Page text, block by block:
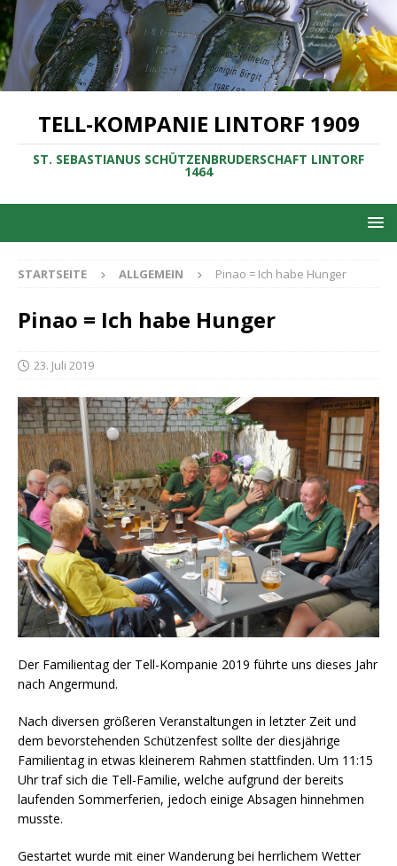
TELL-KOMPANIE LINTORF 1909
ST. SEBASTIANUS SCHÜTZENBRUDERSCHAFT LINTORF
1464
STARTSEITE ALLGEMEIN Pinao = Ich habe Hunger
Pinao = Ich habe Hunger
23. Juli 2019
Der Familientag der Tell-Kompanie 2019 führte uns dieses Jahr
nach Angermund.
Nach diversen größeren Veranstaltungen in letzter Zeit und
dem bevorstehenden Schützenfest sollte der diesjährige
Familientag in etwas kleinerem Rahmen stattfinden. Um 11:15
Uhr traf sich die Tell-Familie, welche aufgrund der bereits
laufenden Sommerferien, jedoch einige Absagen hinnehmen
musste.
Gestartet wurde mit einer Wanderung bei herrlichem Wetter